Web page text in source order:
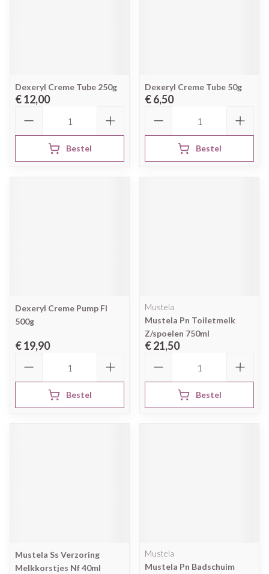
Dexeryl Creme Tube 250g
€ 12,00
Bestel
Dexeryl Creme Tube 50g
€ 6,50
Bestel
Dexeryl Creme Pump Fl
500g
€ 19,90
Bestel
Mustela
Mustela Pn Toiletmelk
Z/spoelen 750ml
€ 21,50
Bestel
Mustela Ss Verzoring
Melkkorstjes Nf 40ml
Mustela
Mustela Pn Badschuim